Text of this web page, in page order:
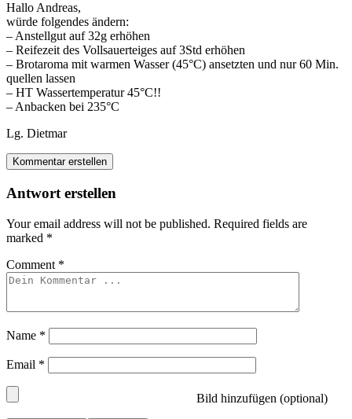
Hallo Andreas,
würde folgendes ändern:
– Anstellgut auf 32g erhöhen
– Reifezeit des Vollsauerteiges auf 3Std erhöhen
– Brotaroma mit warmen Wasser (45°C) ansetzten und nur 60 Min.
quellen lassen
– HT Wassertemperatur 45°C!!
– Anbacken bei 235°C
Lg. Dietmar
Kommentar erstellen
Antwort erstellen
Your email address will not be published. Required fields are
marked *
Comment *
Name *
Email *
Bild hinzufügen (optional)